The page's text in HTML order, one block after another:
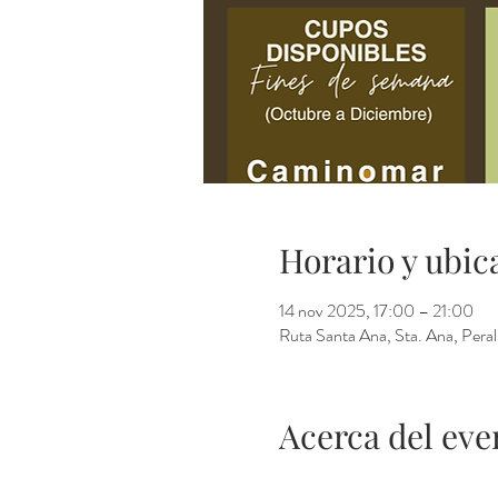
Horario y
14 nov 2025, 17:00 – 21:00
Ruta Santa Ana, Sta. Ana,
Acerca del